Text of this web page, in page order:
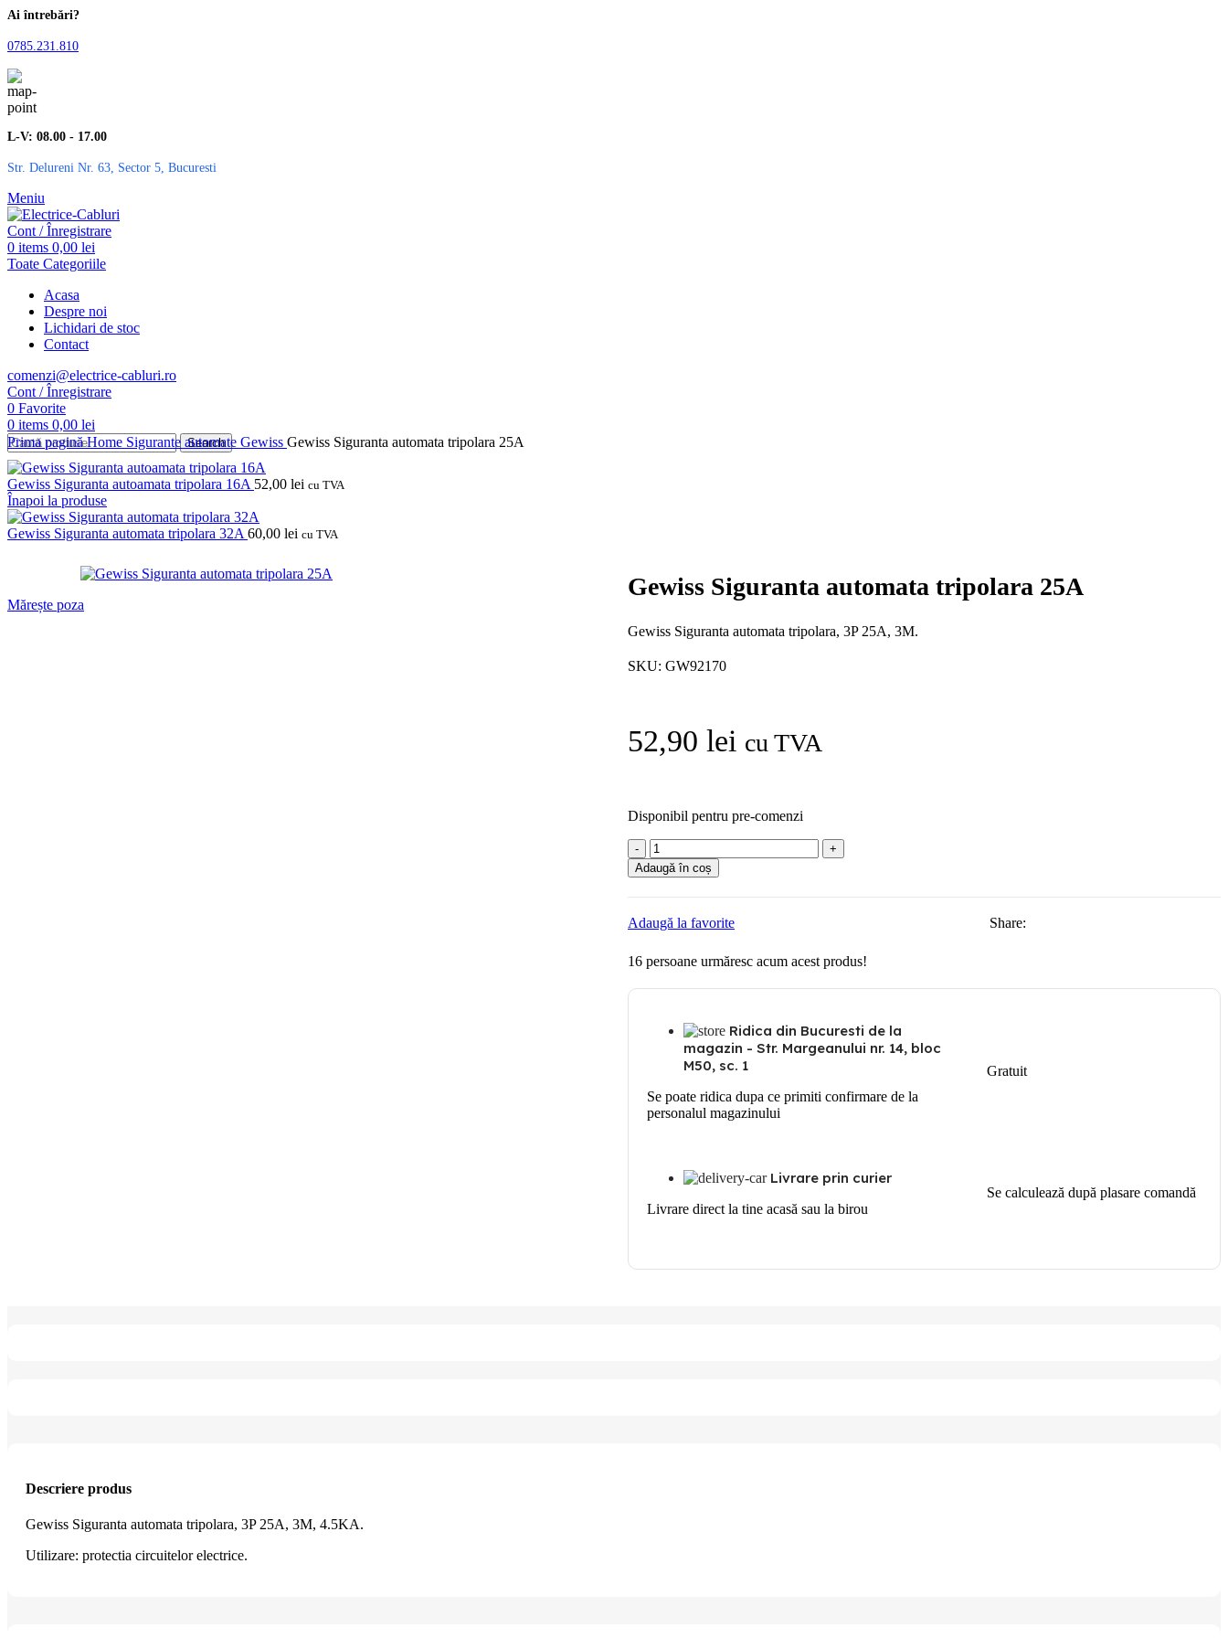
Ai întrebări?
0785.231.810
L-V: 08.00 - 17.00
Str. Delureni Nr. 63, Sector 5, Bucuresti
Meniu
Cont / Înregistrare
0 items 0,00 lei
Toate Categoriile
Acasa
Despre noi
Lichidari de stoc
Contact
comenzi@electrice-cabluri.ro
Cont / Înregistrare
0 Favorite
0 items 0,00 lei
Search
Prima paginăHome Sigurante automate Gewiss Gewiss Siguranta automata tripolara 25A
Gewiss Siguranta autoamata tripolara 16A 52,00 lei cu TVA
Înapoi la produse
Gewiss Siguranta automata tripolara 32A 60,00 lei cu TVA
Mărește poza
Gewiss Siguranta automata tripolara 25A
Gewiss Siguranta automata tripolara, 3P 25A, 3M.
SKU: GW92170
52,90 lei cu TVA
Disponibil pentru pre-comenzi
Cantitate
Gewiss
Siguranta
25A
Adaugă în coș
Adaugă la favorite Share:
16 persoane urmăresc acum acest produs!
Ridica din Bucuresti de la
magazin - Str. Margeanului nr. 14, bloc
M50, sc. 1
Se poate ridica dupa ce primiti confirmare de la
personalul magazinului
Gratuit
Livrare prin curier
Livrare direct la tine acasă sau la birou
Se calculează după plasare comandă
Descriere produs
Gewiss Siguranta automata tripolara, 3P 25A, 3M, 4.5KA.
Utilizare: protectia circuitelor electrice.